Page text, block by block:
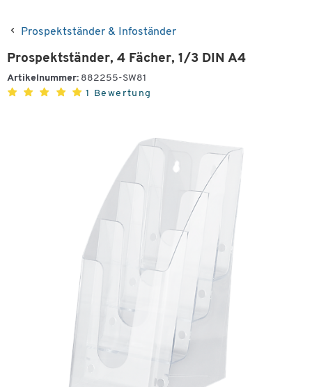
Prospektständer & Infoständer
Prospektständer, 4 Fächer, 1/3 DIN A4
Artikelnummer: 882255-SW81
1 Bewertung